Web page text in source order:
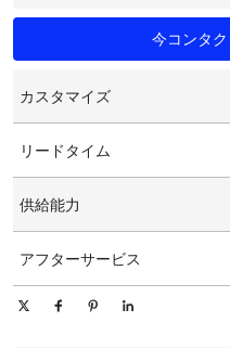
今コンタ
カスタマイズ
カスタマイズされたパッケー
リードタイム
供給能力
アフターサービス